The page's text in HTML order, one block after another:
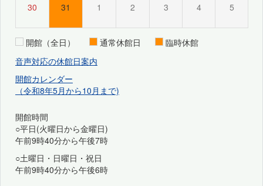
30 31 1 2 3 4 5
開館（全日） 通常休館日
臨時休館
音声対応の休館日案内
開館カレンダー
（令和8年5月から10月まで)
開館時間
○平日(火曜日から金曜日)
午前9時40分から午後7時
○土曜日・日曜日・祝日
午前9時40分から午後6時